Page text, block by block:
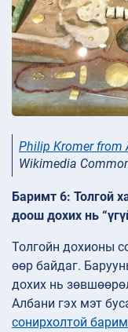
Philip Kromer from
Wikimedia
Баримт 6: Толгой
доош дохих нь
Толгойн дохионы
өөр байдаг.
дохих нь
Албани гэх мэт
сонирхолтой